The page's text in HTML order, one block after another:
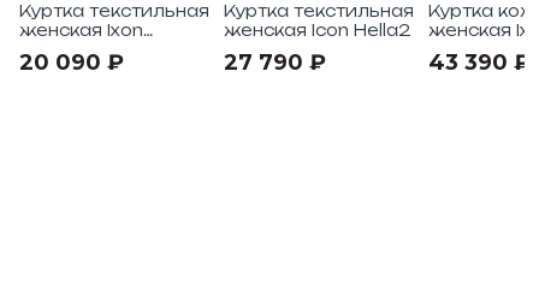
Куртка текстильная
женская Ixon
20 090 ₽
Куртка текстильная
женская Icon Hella2
27 790 ₽
Куртка
женская
43 390 ₽